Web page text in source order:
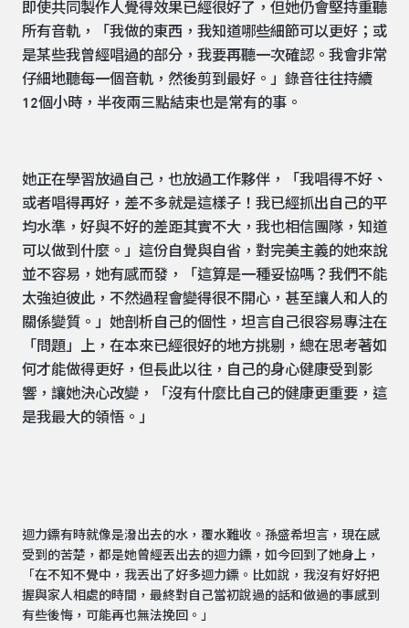
即使共同製作人覺得效果已經很好了，但她仍會堅持重聽
所有音軌，「我做的東西，我知道哪些細節可以更好；或
是某些我曾經唱過的部分，我要再聽一次確認。我會非常
仔細地聽每一個音軌，然後剪到最好。」錄音往往持續
12個小時，半夜兩三點結束也是常有的事。
她正在學習放過自己，也放過工作夥伴，「我唱得不好、
或者唱得再好，差不多就是這樣子！我已經抓出自己的平
均水準，好與不好的差距其實不大，我也相信團隊，知道
可以做到什麼。」這份自覺與自省，對完美主義的她來說
並不容易，她有感而發，「這算是一種妥協嗎？我們不能
太強迫彼此，不然過程會變得很不開心，甚至讓人和人的
關係變質。」她剖析自己的個性，坦言自己很容易專注在
「問題」上，在本來已經很好的地方挑剔，總在思考著如
何才能做得更好，但長此以往，自己的身心健康受到影
響，讓她決心改變，「沒有什麼比自己的健康更重要，這
是我最大的領悟。」
迴力鏢有時就像是潑出去的水，覆水難收。孫盛希坦言，現在感
受到的苦楚，都是她曾經丟出去的迴力鏢，如今回到了她身上，
「在不知不覺中，我丟出了好多迴力鏢。比如說，我沒有好好把
握與家人相處的時間，最終對自己當初說過的話和做過的事感到
有些後悔，可能再也無法挽回。」